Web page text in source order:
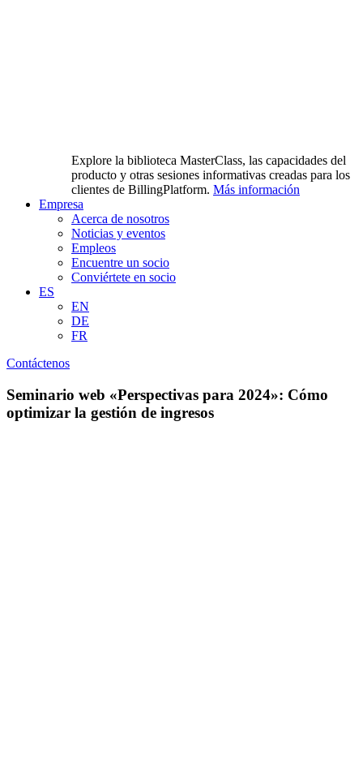
Explore la biblioteca MasterClass, las capacidades del
producto y otras sesiones informativas creadas para los
clientes de BillingPlatform. Más información
Empresa
Acerca de nosotros
Noticias y eventos
Empleos
Encuentre un socio
Conviértete en socio
ES
EN
DE
FR
Contáctenos
Seminario web «Perspectivas para 2024»: Cómo
optimizar la gestión de ingresos